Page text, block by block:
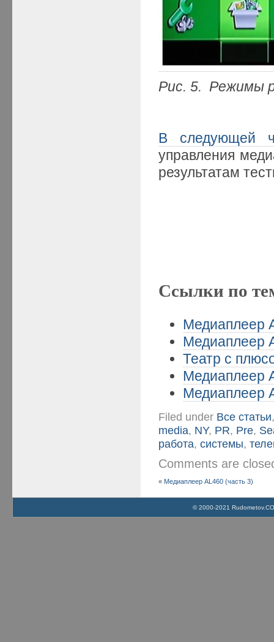
Рис. 5. Режимы
В следующей
управления
результатам
Ссылки по
Медиаплеер
Медиаплеер
Театр с
Медиаплеер
Медиаплеер
Filed under Все статьи
media, NY, PR, Pre,
работа,системы,
Comments are
« Медиаплеер AL460 (часть 3)
© 2000-2021